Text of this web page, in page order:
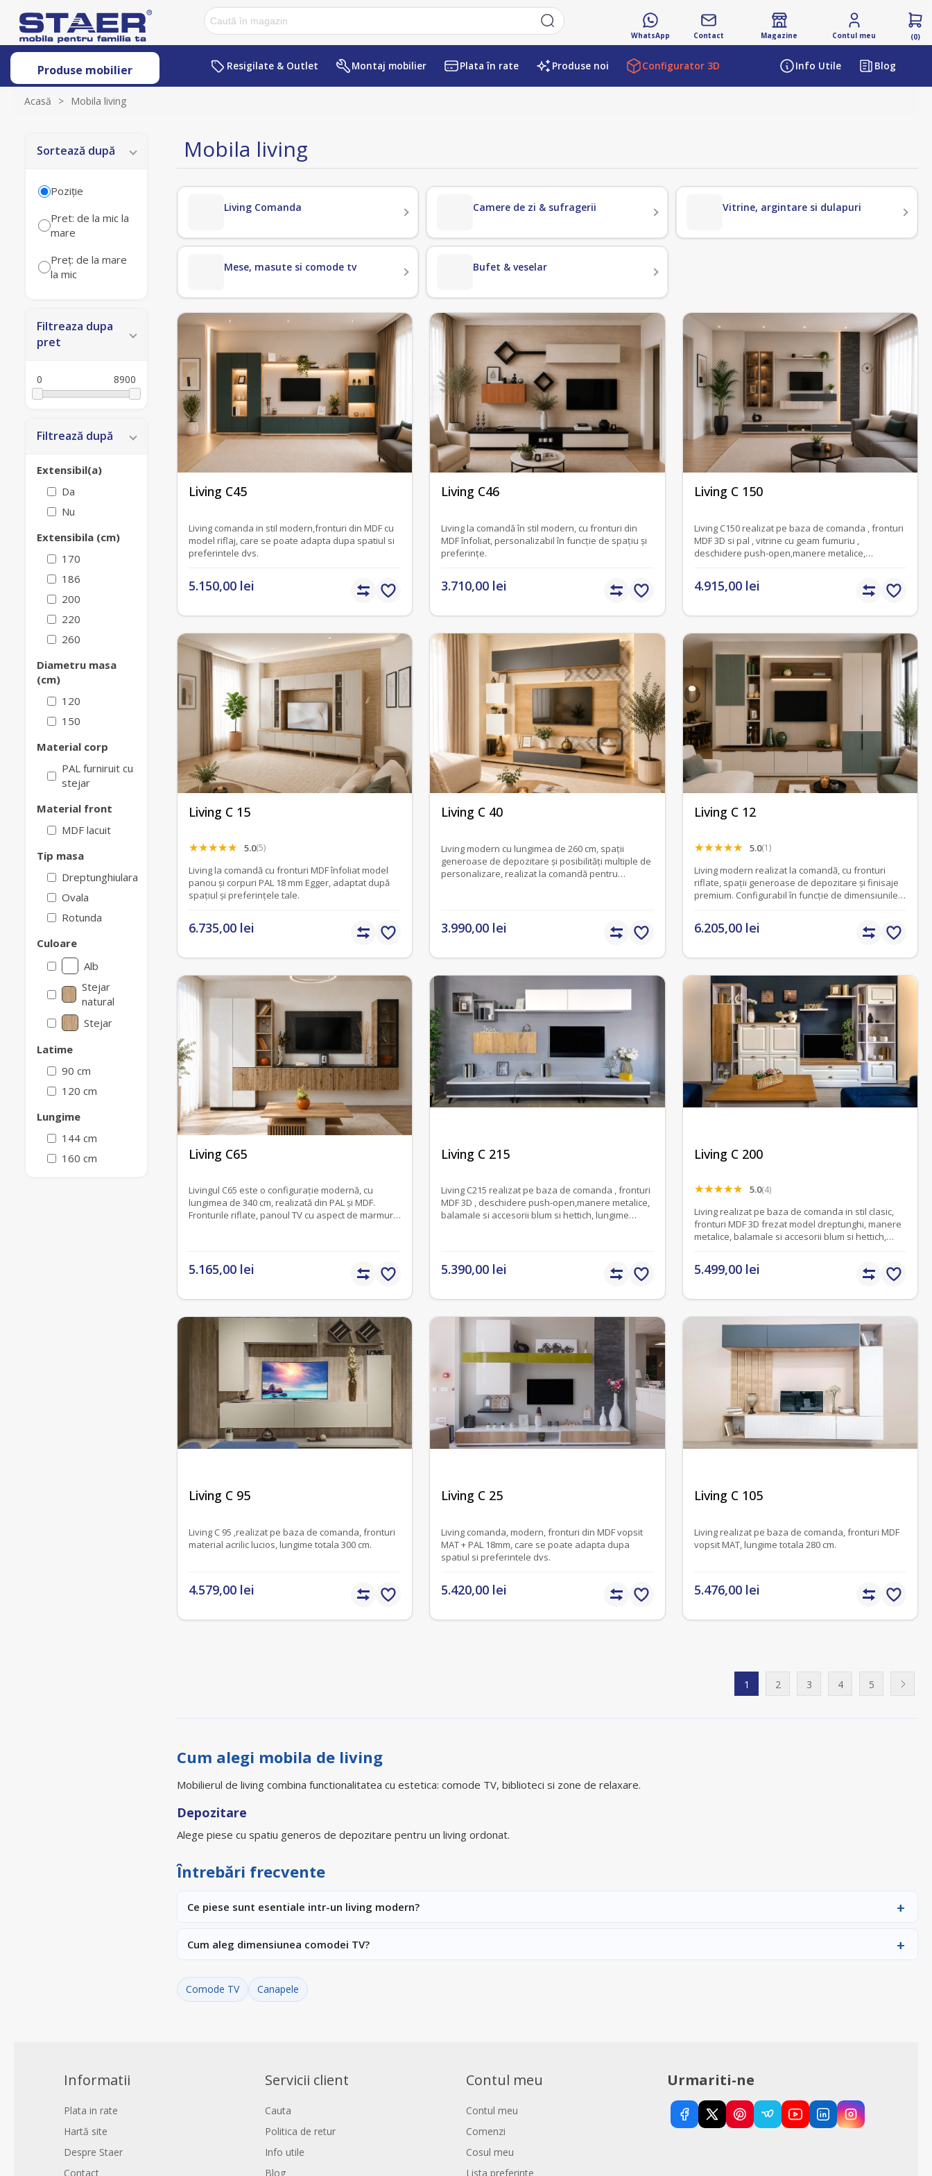
WhatsApp Contact Magazine Contul meu (0)
Produse mobilier Resigilate & Outlet Montaj mobilier Plata în rate Produse noi Configurator 3D Info Utile Blog
Acasă > Mobila living
Sortează după
Poziţie
Pret: de la mic la
mare
Preț: de la mare
la mic
Filtreaza dupa
pret
0 8900
Filtrează după
Extensibil(a)
Da
Nu
Extensibila (cm)
170
186
200
220
260
Diametru masa
(cm)
120
150
Material corp
PAL furniruit cu
stejar
Material front
MDF lacuit
Tip masa
Dreptunghiulara
Ovala
Rotunda
Culoare
Alb
Stejar
natural
Stejar
Latime
90 cm
120 cm
Lungime
144 cm
160 cm
Mobila living
Living Comanda Camere de zi & sufragerii Vitrine, argintare si dulapuri
Mese, masute si comode tv Bufet & veselar
Living C45
Living comanda in stil modern,fronturi din MDF cu
model riflaj, care se poate adapta dupa spatiul si
preferintele dvs.
5.150,00 lei
Living C46
Living la comandă în stil modern, cu fronturi din
MDF înfoliat, personalizabil în funcție de spațiu și
preferințe.
3.710,00 lei
Living C 150
Living C150 realizat pe baza de comanda , fronturi
MDF 3D si pal , vitrine cu geam fumuriu ,
deschidere push-open,manere metalice,
totala 300 cm.
4.915,00 lei
Living C 15
5.0(5)
Living la comandă cu fronturi MDF înfoliat model
panou și corpuri PAL 18 mm Egger, adaptat după
spațiul și preferințele tale.
6.735,00 lei
Living C 40
Living modern cu lungimea de 260 cm, spații
generoase de depozitare și posibilități multiple de
personalizare, realizat la comandă pentru
3.990,00 lei
Living C 12
5.0(1)
Living modern realizat la comandă, cu fronturi
riflate, spații generoase de depozitare și finisaje
premium. Configurabil în funcție de dimensiunile și
6.205,00 lei
Living C65
Livingul C65 este o configurație modernă, cu
lungimea de 340 cm, realizată din PAL și MDF.
Fronturile riflate, panoul TV cu aspect de marmură
5.165,00 lei
Living C 215
Living C215 realizat pe baza de comanda , fronturi
MDF 3D , deschidere push-open,manere metalice,
balamale si accesorii blum si hettich, lungime
5.390,00 lei
Living C 200
5.0(4)
Living realizat pe baza de comanda in stil clasic,
fronturi MDF 3D frezat model dreptunghi, manere
metalice, balamale si accesorii blum si hettich,
5.499,00 lei
Living C 95
Living C 95 ,realizat pe baza de comanda, fronturi
material acrilic lucios, lungime totala 300 cm.
4.579,00 lei
Living C 25
Living comanda, modern, fronturi din MDF vopsit
MAT + PAL 18mm, care se poate adapta dupa
spatiul si preferintele dvs.
5.420,00 lei
Living C 105
Living realizat pe baza de comanda, fronturi MDF
vopsit MAT, lungime totala 280 cm.
5.476,00 lei
1 2 3 4 5
Cum alegi mobila de living
Mobilierul de living combina functionalitatea cu estetica: comode TV, biblioteci si zone de relaxare.
Depozitare
Alege piese cu spatiu generos de depozitare pentru un living ordonat.
Întrebări frecvente
Ce piese sunt esentiale intr-un living modern?
Cum aleg dimensiunea comodei TV?
Comode TV Canapele
Informatii
Plata in rate
Hartă site
Despre Staer
Contact
Servicii client
Cauta
Politica de retur
Info utile
Blog
Contul meu
Contul meu
Comenzi
Cosul meu
Lista preferinte
Urmariti-ne